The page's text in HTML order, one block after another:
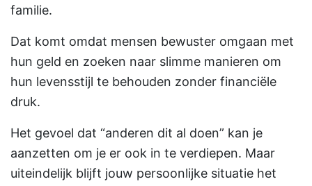
familie.
Dat komt omdat mensen bewuster omgaan met
hun geld en zoeken naar slimme manieren om
hun levensstijl te behouden zonder financiële
druk.
Het gevoel dat “anderen dit al doen” kan je
aanzetten om je er ook in te verdiepen. Maar
uiteindelijk blijft jouw persoonlijke situatie het